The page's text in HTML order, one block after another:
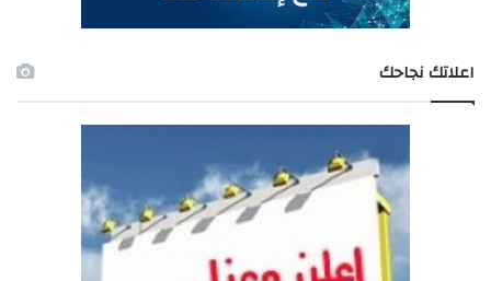
اعلاتك نجاحك